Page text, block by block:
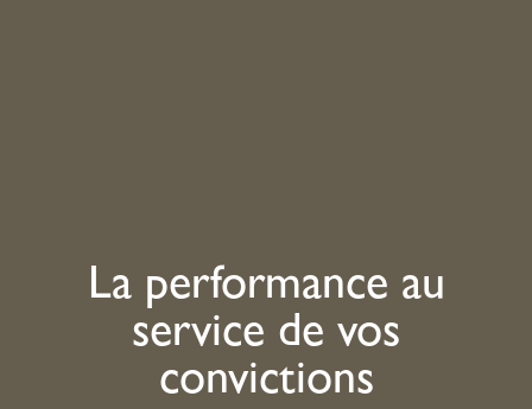
La performance au
service de vos
convictions